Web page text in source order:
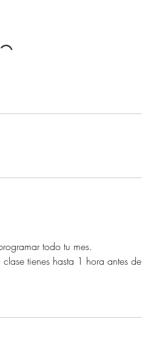
todo tu mes.
tienes hasta 1 hora antes